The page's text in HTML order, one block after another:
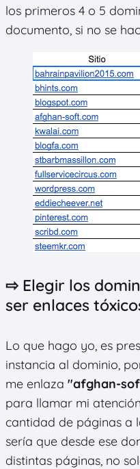
los primeros 4 o 5
documento, si no se
⇨ Elegir los
ser enlaces
Lo que hago yo, es
instancia al dominio,
me enlaza "afghan-
para llamar mi
cantidad de páginas a
sería que desde ese
distintas páginas, no